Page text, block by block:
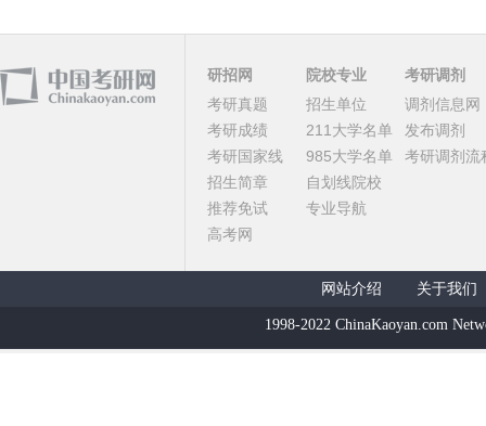
研招网
考研真题
考研成绩
考研国家线
招生简章
推荐免试
高考网
院校专业
招生单位
211大学名单
985大学名单
自划线院校
专业导航
考研调剂
调剂信息网
发布调剂
考研调剂流
网站介绍 关于我们
1998-2022 ChinaKaoyan.com